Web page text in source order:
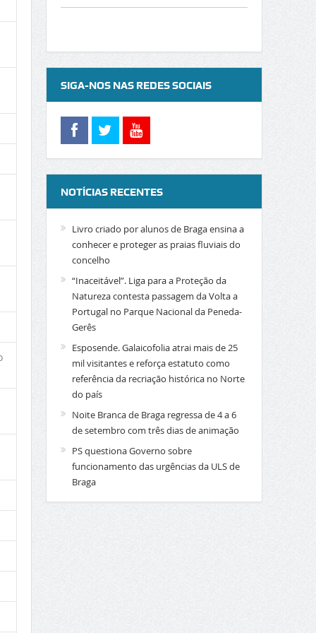
SIGA-NOS NAS REDES SOCIAIS
NOTÍCIAS RECENTES
Livro criado por alunos de Braga ensina a
conhecer e proteger as praias fluviais do
concelho
“Inaceitável”. Liga para a Proteção da
Natureza contesta passagem da Volta a
Portugal no Parque Nacional da Peneda-
Gerês
Esposende. Galaicofolia atrai mais de 25
mil visitantes e reforça estatuto como
referência da recriação histórica no Norte
do país
Noite Branca de Braga regressa de 4 a 6
de setembro com três dias de animação
PS questiona Governo sobre
funcionamento das urgências da ULS de
Braga